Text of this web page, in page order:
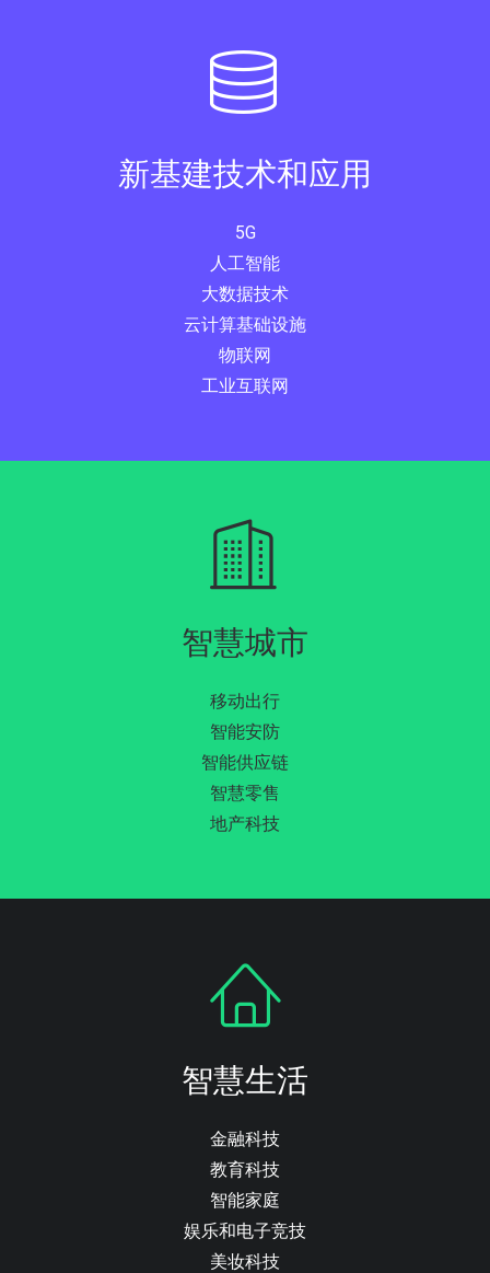
新基建技术和应用
5G
人工智能
大数据技术
云计算基础设施
物联网
工业互联网
智慧城市
移动出行
智能安防
智能供应链
智慧零售
地产科技
智慧生活
金融科技
教育科技
智能家庭
娱乐和电子竞技
美妆科技